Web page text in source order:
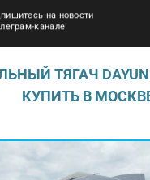
на новости
канале!
ТЯГАЧ DAYUN
КУПИТЬ В